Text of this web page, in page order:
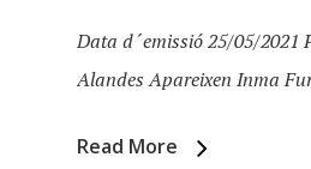
Data d´emissió 25/05/2021
Alandes Apareixen Inma
Read More